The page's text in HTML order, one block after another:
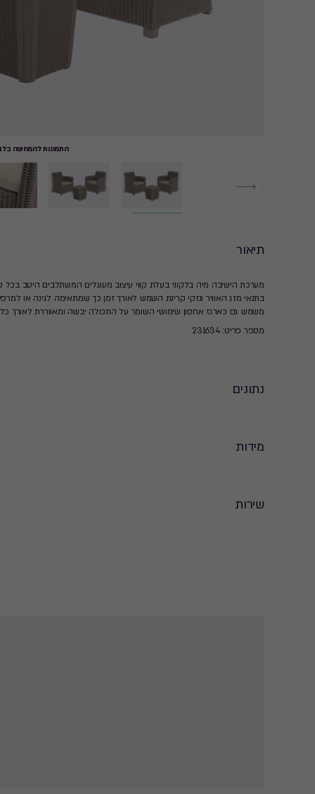
התמונות להמחשה
תיאור
מערכת הישיבה מיה בלקוני בעלת קווי עיצוב מעוגלים המשתלבים היטב
בתנאי מזג האוויר ונזקי קרינת השמש לאורך זמן כך שמתאימה לגינה או
משמש גם כארגז אחסון שימושי השומר על התכולה יבשה ומאווררת לאורך
מספר פריט: 231634
נתונים
מידות
שירות